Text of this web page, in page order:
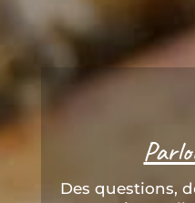
Des questions,